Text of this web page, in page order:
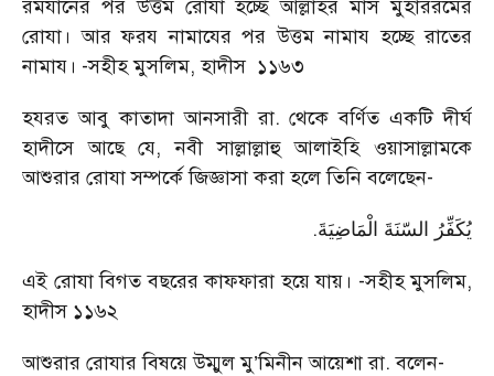
রমযানের পর উত্তম রোযা হচ্ছে আল্লাহর মাস মুহাররমের
রোযা। আর ফরয নামাযের পর উত্তম নামায হচ্ছে রাতের
নামায। -সহীহ মুসলিম, হাদীস ১১৬৩
হযরত আবু কাতাদা আনসারী রা. থেকে বর্ণিত একটি দীর্ঘ
হাদীসে আছে যে, নবী সাল্লাল্লাহু আলাইহি ওয়াসাল্লামকে
আশুরার রোযা সম্পর্কে জিজ্ঞাসা করা হলে তিনি বলেছেন-
يُكَفِّرُ السّنَةَ الْمَاضِيَةَ.
এই রোযা বিগত বছরের কাফফারা হয়ে যায়। -সহীহ মুসলিম,
হাদীস ১১৬২
আশুরার রোযার বিষয়ে উম্মুল মু’মিনীন আয়েশা রা. বলেন-